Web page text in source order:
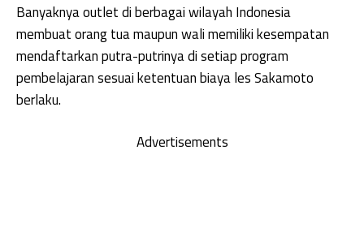
Banyaknya outlet di berbagai wilayah Indonesia
membuat orang tua maupun wali memiliki kesempatan
mendaftarkan putra-putrinya di setiap program
pembelajaran sesuai ketentuan biaya les Sakamoto
berlaku.
Advertisements